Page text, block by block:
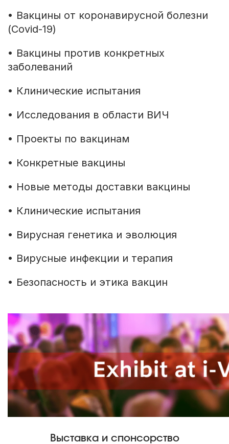
• Вакцины от коронавирусной болезни
(Covid-19)
• Вакцины против конкретных
заболеваний
• Клинические испытания
• Исследования в области ВИЧ
• Проекты по вакцинам
• Конкретные вакцины
• Новые методы доставки вакцины
• Клинические испытания
• Вирусная генетика и эволюция
• Вирусные инфекции и терапия
• Безопасность и этика вакцин
Выставка и спонсорство